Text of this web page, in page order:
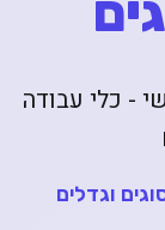
- כלי עבודה
וגדלים